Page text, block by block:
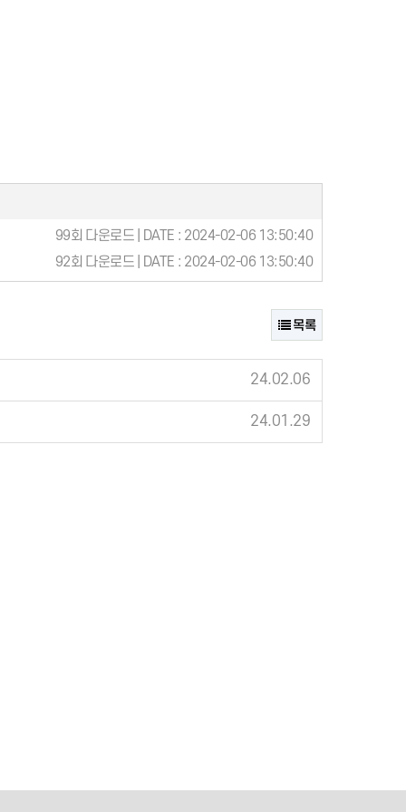
99회 다운로드 | DATE : 2024-02-06 13:50:40
92회 다운로드 | DATE : 2024-02-06 13:50:40
목록
24.02.06
24.01.29